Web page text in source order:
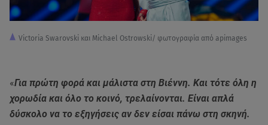
Victoria Swarovski και Michael Ostrowski/ φωτογραφία από apimages
«Για πρώτη φορά και μάλιστα στη Βιέννη. Και τότε όλη η
χορωδία και όλο το κοινό, τρελαίνονται. Είναι απλά
δύσκολο να το εξηγήσεις αν δεν είσαι πάνω στη σκηνή.